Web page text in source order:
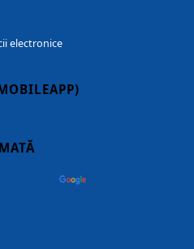
electronice